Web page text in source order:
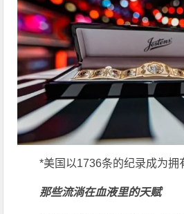
*美国以1736条的纪录成为拥
那些流淌在血液里的天赋